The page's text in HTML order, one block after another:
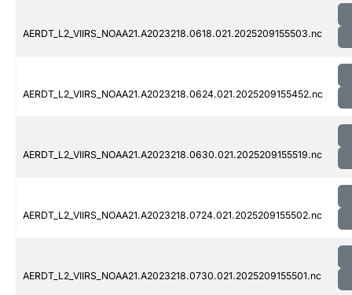
AERDT_L2_VIIRS_NOAA21.A2023218.0618.021.2025209155503.nc
AERDT_L2_VIIRS_NOAA21.A2023218.0624.021.2025209155452.nc
AERDT_L2_VIIRS_NOAA21.A2023218.0630.021.2025209155519.nc
AERDT_L2_VIIRS_NOAA21.A2023218.0724.021.2025209155502.nc
AERDT_L2_VIIRS_NOAA21.A2023218.0730.021.2025209155501.nc